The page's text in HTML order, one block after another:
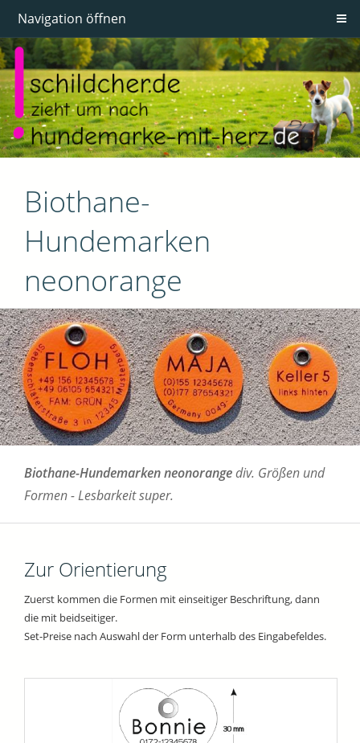
Navigation öffnen
Biothane-
Hundemarken
neonorange
Biothane-Hundemarken neonorangediv. Größen und
Formen - Lesbarkeit super.
Zur Orientierung
Zuerst kommen die Formen mit einseitiger Beschriftung, dann
die mit beidseitiger.
Set-Preise nach Auswahl der Form unterhalb des Eingabefeldes.